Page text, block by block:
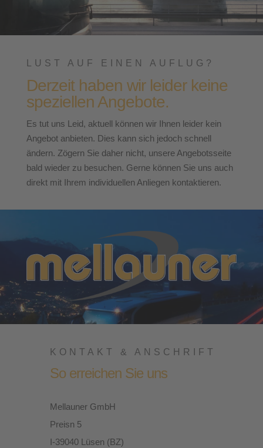
LUST AUF EINEN AUFLUG?
Derzeit haben wir leider keine
speziellen Angebote.
Es tut uns Leid, aktuell können wir Ihnen leider kein
Angebot anbieten. Dies kann sich jedoch schnell
ändern. Zögern Sie daher nicht, unsere Angebotsseite
bald wieder zu besuchen. Gerne können Sie uns auch
direkt mit Ihrem individuellen Anliegen kontaktieren.
KONTAKT & ANSCHRIFT
So erreichen Sie uns
Mellauner GmbH
Preisn 5
I-39040 Lüsen (BZ)